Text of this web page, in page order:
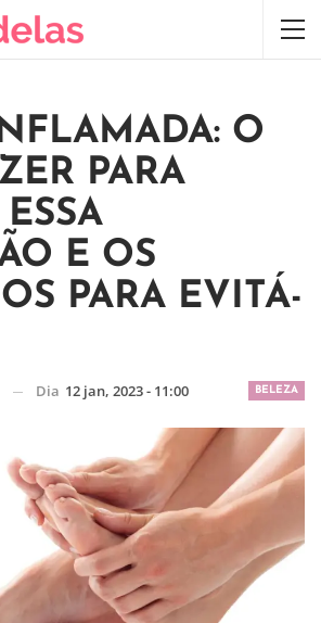
O
PARA
E OS
PARA EVITÁ-
BELEZA
Dia 12 jan, 2023 - 11:00